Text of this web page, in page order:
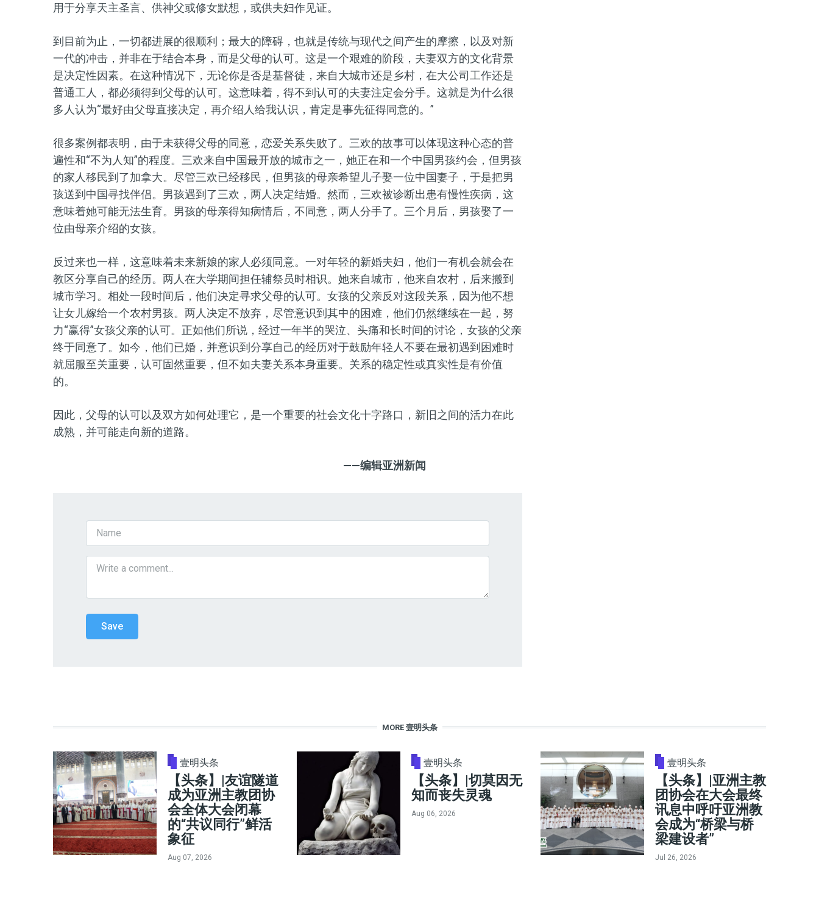
用于分享天主圣言、供神父或修女默想，或供夫妇作见证。
到目前为止，一切都进展的很顺利；最大的障碍，也就是传统与现代之间产生的摩擦，以及对新
一代的冲击，并非在于结合本身，而是父母的认可。这是一个艰难的阶段，夫妻双方的文化背景
是决定性因素。在这种情况下，无论你是否是基督徒，来自大城市还是乡村，在大公司工作还是
普通工人，都必须得到父母的认可。这意味着，得不到认可的夫妻注定会分手。这就是为什么很
多人认为“最好由父母直接决定，再介绍人给我认识，肯定是事先征得同意的。”
很多案例都表明，由于未获得父母的同意，恋爱关系失败了。三欢的故事可以体现这种心态的普
遍性和“不为人知”的程度。三欢来自中国最开放的城市之一，她正在和一个中国男孩约会，但男孩
的家人移民到了加拿大。尽管三欢已经移民，但男孩的母亲希望儿子娶一位中国妻子，于是把男
孩送到中国寻找伴侣。男孩遇到了三欢，两人决定结婚。然而，三欢被诊断出患有慢性疾病，这
意味着她可能无法生育。男孩的母亲得知病情后，不同意，两人分手了。三个月后，男孩娶了一
位由母亲介绍的女孩。
反过来也一样，这意味着未来新娘的家人必须同意。一对年轻的新婚夫妇，他们一有机会就会在
教区分享自己的经历。两人在大学期间担任辅祭员时相识。她来自城市，他来自农村，后来搬到
城市学习。相处一段时间后，他们决定寻求父母的认可。女孩的父亲反对这段关系，因为他不想
让女儿嫁给一个农村男孩。两人决定不放弃，尽管意识到其中的困难，他们仍然继续在一起，努
力“赢得”女孩父亲的认可。正如他们所说，经过一年半的哭泣、头痛和长时间的讨论，女孩的父亲
终于同意了。如今，他们已婚，并意识到分享自己的经历对于鼓励年轻人不要在最初遇到困难时
就屈服至关重要，认可固然重要，但不如夫妻关系本身重要。关系的稳定性或真实性是有价值
的。
因此，父母的认可以及双方如何处理它，是一个重要的社会文化十字路口，新旧之间的活力在此
成熟，并可能走向新的道路。
——编辑亚洲新闻
MORE 壹明头条
壹明头条
【头条】|友谊隧道
成为亚洲主教团协
会全体大会闭幕
的“共议同行”鲜活
象征
Aug 07, 2026
壹明头条
【头条】|切莫因无
知而丧失灵魂
Aug 06, 2026
壹明头条
【头条】|亚洲主教
团协会在大会最终
讯息中呼吁亚洲教
会成为“桥梁与桥
梁建设者”
Jul 26, 2026